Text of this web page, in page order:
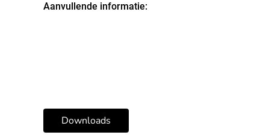
Downloads
Aanvullende informatie: